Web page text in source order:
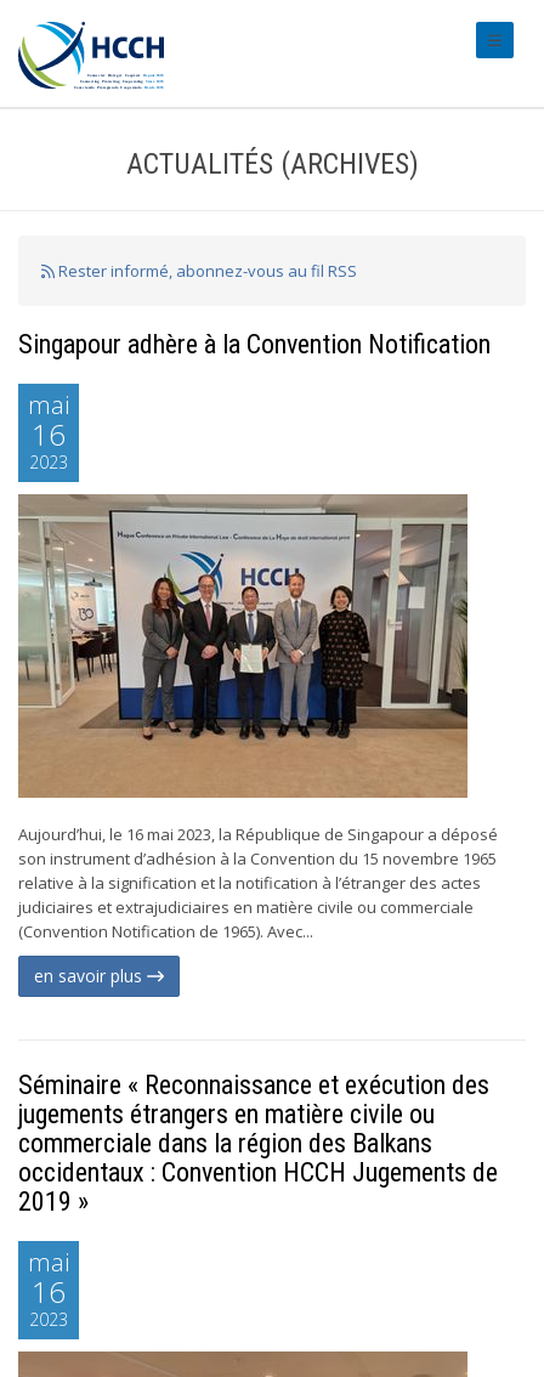
ACTUALITÉS (ARCHIVES)
Rester informé, abonnez-vous au fil RSS
Singapour adhère à la Convention Notification
mai
16
2023
Aujourd’hui, le 16 mai 2023, la République de Singapour a déposé
son instrument d’adhésion à la Convention du 15 novembre 1965
relative à la signification et la notification à l’étranger des actes
judiciaires et extrajudiciaires en matière civile ou commerciale
(Convention Notification de 1965). Avec...
en savoir plus
Séminaire « Reconnaissance et exécution des
jugements étrangers en matière civile ou
commerciale dans la région des Balkans
occidentaux : Convention HCCH Jugements de
2019 »
mai
16
2023